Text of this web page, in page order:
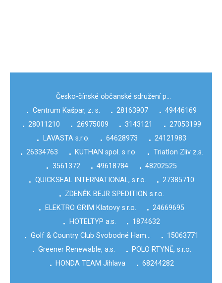
Česko-čínské občanské sdružení p…
• Centrum Kašpar, z. s. • 28163907 • 49446169
• 28011210 • 26975009 • 3143121 • 27053199
•
LAVASTA s.r.o. • 64628973 • 24121983
• 26334763 • KUTHAN spol. s r.o. • Triatlon Zliv z.s.
• 3561372 • 49618784 • 48202525
• QUICKSEAL INTERNATIONAL, s.r.o. • 27385710
• ZDENĚK BEJR SPEDITION s.r.o.
•
ELEKTRO GRIM Klatovy s.r.o. • 24669695
•
HOTELTYP a.s. • 1874632
• Golf & Country Club Svobodné Ham… • 15063771
• Greener Renewable, a.s. • POLO RTYNĚ, s.r.o.
• HONDA TEAM Jihlava • 68244282